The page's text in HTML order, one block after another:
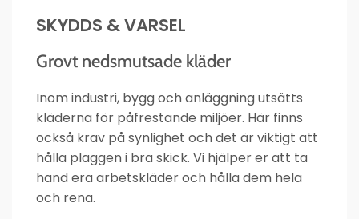
SKYDDS & VARSEL
Grovt nedsmutsade kläder
Inom industri, bygg och anläggning utsätts
kläderna för påfrestande miljöer. Här finns
också krav på synlighet och det är viktigt att
hålla plaggen i bra skick. Vi hjälper er att ta
hand era arbetskläder och hålla dem hela
och rena.